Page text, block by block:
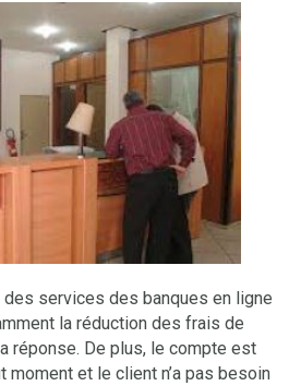
des services des banques en ligne
la réduction des frais de
réponse. De plus, le compte est
et le client n’a pas besoin